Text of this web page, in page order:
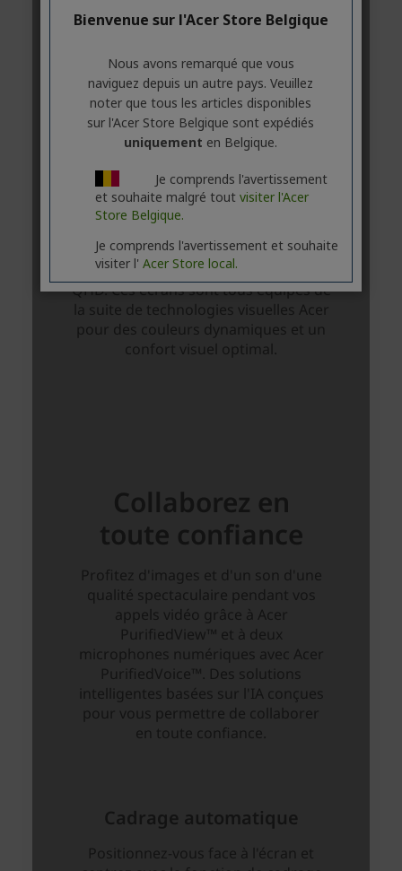
Bienvenue sur l'Acer Store Belgique
Nous avons remarqué que vous
naviguez depuis un autre pays. Veuillez
noter que tous les articles disponibles
sur l'Acer Store Belgique sont expédiés
uniquement en Belgique.
Je comprends l'avertissement
et souhaite malgré tout visiter l'Acer
Store Belgique.
Je comprends l'avertissement et souhaite
visiter l' Acer Store local.